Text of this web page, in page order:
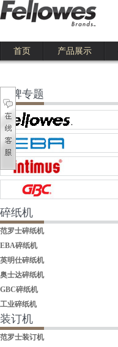
首页 产品展示
品牌专题
碎纸机
范罗士碎纸机
EBA碎纸机
英明仕碎纸机
奥士达碎纸机
GBC碎纸机
工业碎纸机
装订机
范罗士装订机